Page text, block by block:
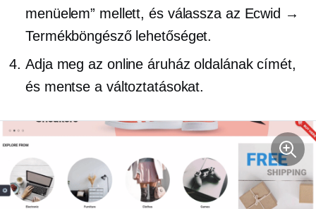
menüelem” mellett, és válassza az Ecwid →
Termékböngésző lehetőséget.
Adja meg az online áruház oldalának címét,
és mentse a változtatásokat.